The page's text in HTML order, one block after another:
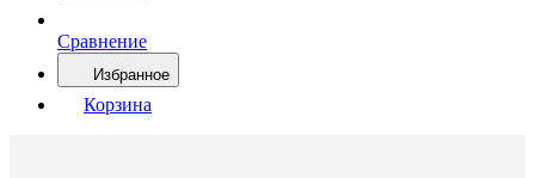
Сравнение
Избранное
Корзина